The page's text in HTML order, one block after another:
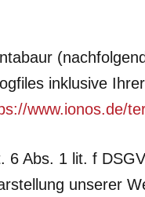
inklusive
www.ionos.de/
6 Abs. 1 lit. f
unserer